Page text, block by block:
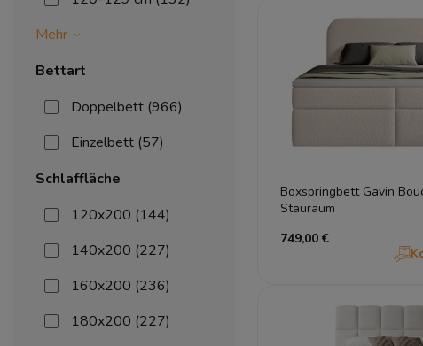
Schlaffläche
120x200 (144)
140x200 (227)
160x200 (236)
180x200 (227)
Bettart
Doppelbett (966)
Einzelbett (57)
Mehr
Boxspringbett Gavin
Stauraum
749,00 €